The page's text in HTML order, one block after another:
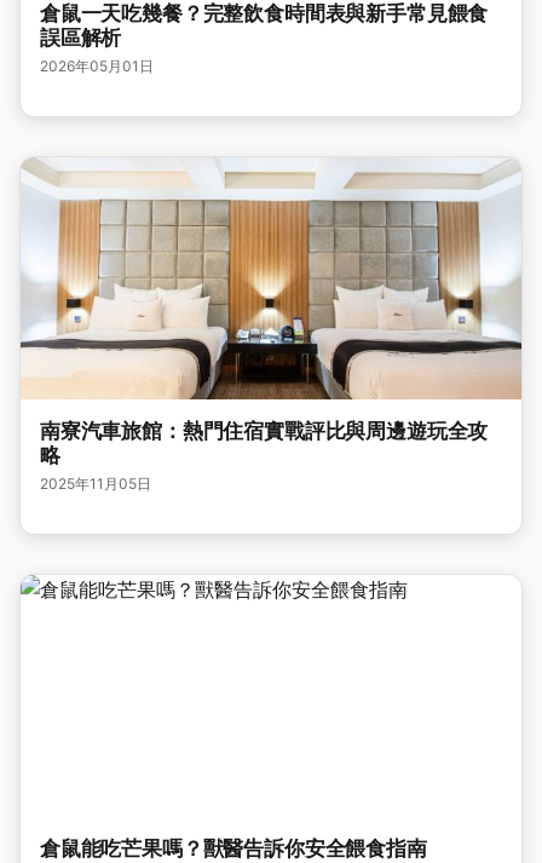
倉鼠一天吃幾餐？完整飲食時間表與新手常見餵食
誤區解析
2026年05月01日
南寮汽車旅館：熱門住宿實戰評比與周邊遊玩全攻
略
2025年11月05日
倉鼠能吃芒果嗎？獸醫告訴你安全餵食指南